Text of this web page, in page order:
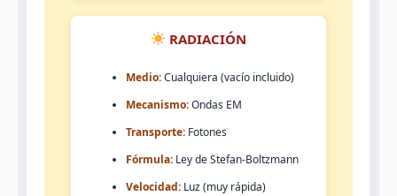
RADIACIÓN
Medio:Cualquiera (vacío incluido)
Mecanismo:Ondas EM
Transporte: Fotones
Fórmula: Ley de Stefan-Boltzmann
Velocidad: Luz (muy rápida)